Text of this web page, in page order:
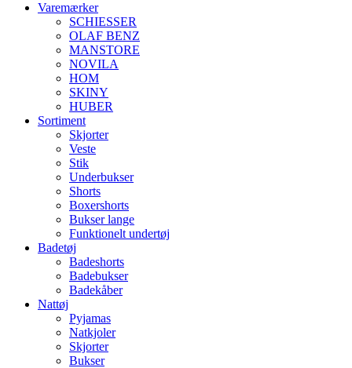
Varemærker
SCHIESSER
OLAF BENZ
MANSTORE
NOVILA
HOM
SKINY
HUBER
Sortiment
Skjorter
Veste
Stik
Underbukser
Shorts
Boxershorts
Bukser lange
Funktionelt undertøj
Badetøj
Badeshorts
Badebukser
Badekåber
Nattøj
Pyjamas
Natkjoler
Skjorter
Bukser